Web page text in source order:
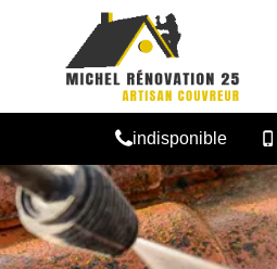
indisponible